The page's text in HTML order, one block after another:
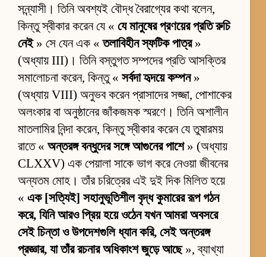
সন্ন্যাসী। তিনি অবশ্যই বৌদ্ধ বৈরাগ্যের কথা বলেন,
কিন্তু স্বীকার করেন যে « যে মানুষের প্রণয়ের প্রতি রুচি
নেই» সে যেন এক «তলাবিহীন স্ফটিক পাত্র»
(অধ্যায় III)। তিনি বস্তুগত সম্পদের প্রতি আসক্তির
সমালোচনা করেন, কিন্তু « সর্বদা হৃদয়ে কম্পন»
(অধ্যায় VIII) অনুভব করেন প্রাসাদের সজ্জা, পোশাকের
অলংকার বা অনুষ্ঠানের জাঁকজমক স্মরণে। তিনি অশালীন
মাতলামির নিন্দা করেন, কিন্তু স্বীকার করেন যে তুষারময়
রাতে « অন্তরঙ্গ বন্ধুদের সঙ্গে আগুনের পাশে» (অধ্যায়
CLXXV) এক পেয়ালা সাকে ভাগ করে নেওয়া জীবনের
অন্যতম মোহ। তাঁর চরিত্রের এই দুই দিক মিলিত হয়ে
« এক [সত্যিই] সহানুভূতিশীল বৃদ্ধ কুমারের রূপ গঠন
করে, যিনি আরও প্রিয় হয়ে ওঠেন যখন আমরা অবসরে
সেই চিন্তা ও উপদেশগুলি ধ্যান করি, সেই অন্তরঙ্গ
প্রজ্ঞার, যা তাঁর রচনার অধিকাংশ জুড়ে আছে», ব্যাখ্যা